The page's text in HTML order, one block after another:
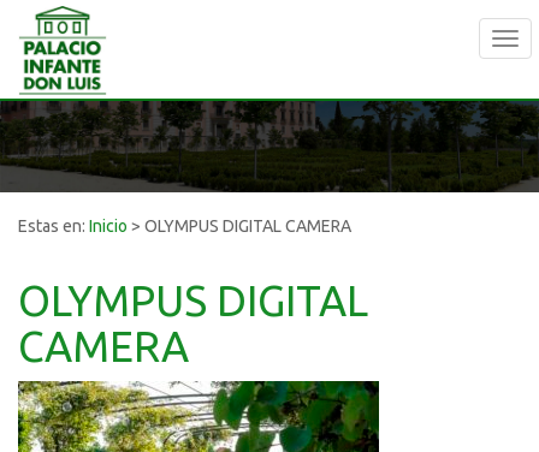
Estas en: Inicio > OLYMPUS DIGITAL CAMERA
OLYMPUS DIGITAL
CAMERA